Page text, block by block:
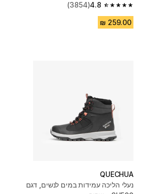
4.8
4.8 out of 5 stars from 3854 reviews
(3854)
QUECHUA
נעלי הליכה עמידות במים לנשים, דגם